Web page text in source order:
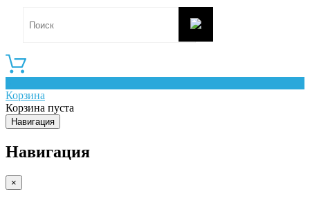
Корзина
Корзина пуста
Навигация
Навигация
×